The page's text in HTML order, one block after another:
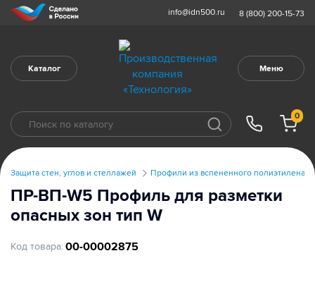
info@idn500.ru 8 (800) 200-15-73
Каталог Меню
0
Защита стен, углов и стеллажей Профили из вспененного полиэтилена
ПР-ВП-W5 Профиль для разметки
опасных зон тип W
Код товара: 00-00002875